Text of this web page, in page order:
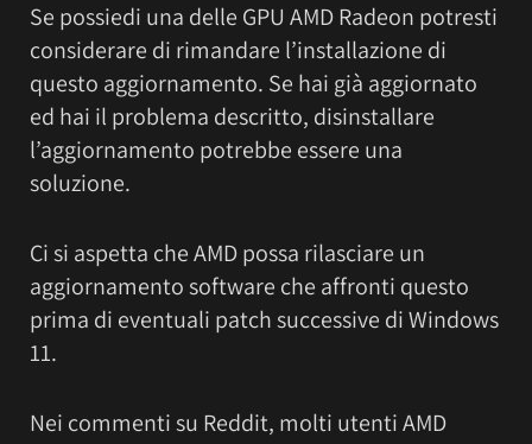
Se possiedi una delle GPU AMD Radeon potresti
considerare di rimandare l’installazione di
questo aggiornamento. Se hai già aggiornato
ed hai il problema descritto, disinstallare
l’aggiornamento potrebbe essere una
soluzione.
Ci si aspetta che AMD possa rilasciare un
aggiornamento software che affronti questo
prima di eventuali patch successive di Windows
11.
Nei commenti su Reddit, molti utenti AMD